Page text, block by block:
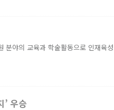
분야의 교육과 학술활동으로 인재육성
’ 우승